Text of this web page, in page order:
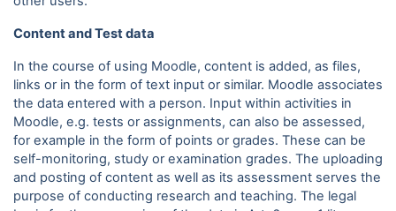
Content and Test data
In the course of using Moodle, content is added, as files,
links or in the form of text input or similar. Moodle associates
the data entered with a person. Input within activities in
Moodle, e.g. tests or assignments, can also be assessed,
for example in the form of points or grades. These can be
self-monitoring, study or examination grades. The uploading
and posting of content as well as its assessment serves the
purpose of conducting research and teaching. The legal